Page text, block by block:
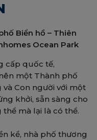
Biển hồ – Thiên
Ocean Park
cấp quốc tế,
một Thành phố
và Con người với một
khởi, sẵn sàng cho
mà lại là có thể.
kề, nhà phố thương